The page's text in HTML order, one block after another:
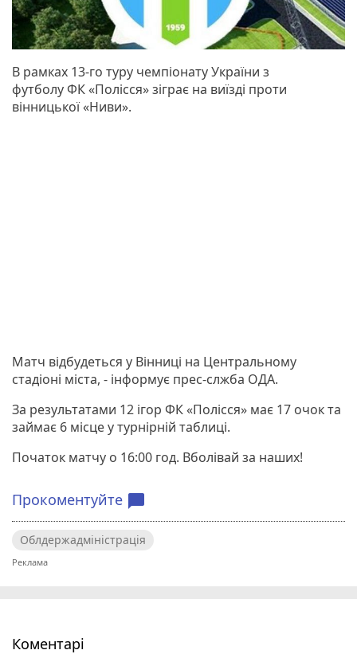
В рамках 13-го туру чемпіонату України з
футболу ФК «Полісся» зіграє на виїзді проти
вінницької «Ниви».
Матч відбудеться у Вінниці на Центральному
стадіоні міста, - інформує прес-слжба ОДА.
За результатами 12 ігор ФК «Полісся» має 17 очок та
займає 6 місце у турнірній таблиці.
Початок матчу о 16:00 год. Вболівай за наших!
Прокоментуйте chat_bubble
Облдержадміністрація
Коментарі